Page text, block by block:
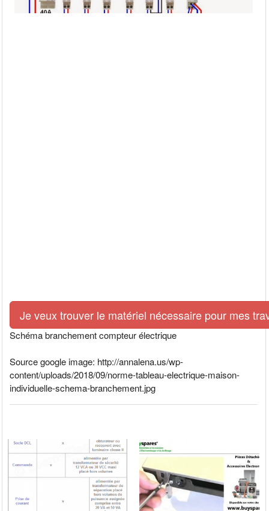
Je veux trouver le matériel nécessaire pour mes
Schéma branchement compteur électrique
Source google image: http://annalena.us/wp-
content/uploads/2018/09/norme-tableau-electrique-maison-
individuelle-schema-branchement.jpg